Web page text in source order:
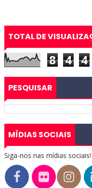
TOTAL DE
8 4 4
PESQUISAR
MÍDIAS SOCIAIS
Siga-nos nas mídias sociais!